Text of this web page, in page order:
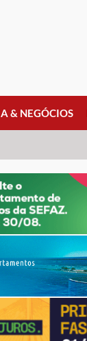
& NEGÓCIOS